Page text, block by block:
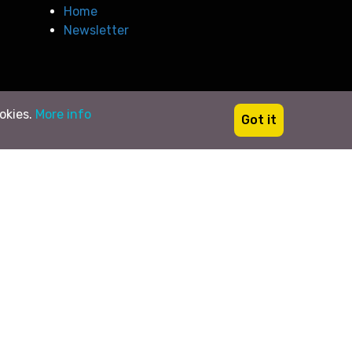
Home
Newsletter
More info Got it